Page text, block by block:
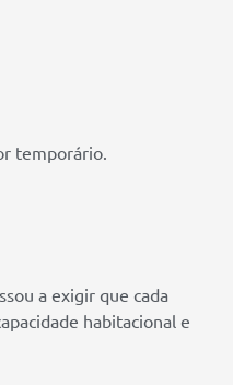
temporário.
a exigir que cada
habitacional e